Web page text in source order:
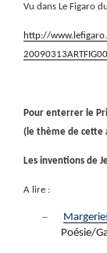
Vu dans Le Figaro
http://
Pour enterrer le
(le thème de cette
Les inventions de
A lire :
–
Poésie/